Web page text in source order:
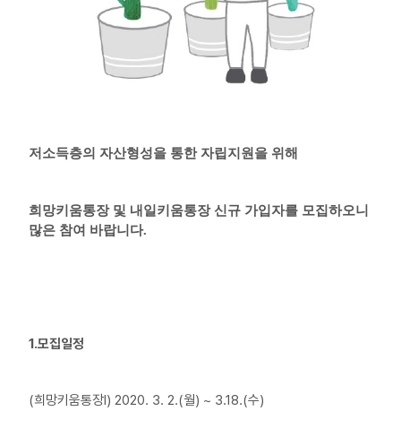
저소득층의 자산형성을 통한 자립지원을 위해
희망키움통장 및 내일키움통장 신규 가입자를 모집하오니
많은 참여 바랍니다.
1.모집일정
(희망키움통장Ⅰ) 2020. 3. 2.(월) ~ 3.18.(수)